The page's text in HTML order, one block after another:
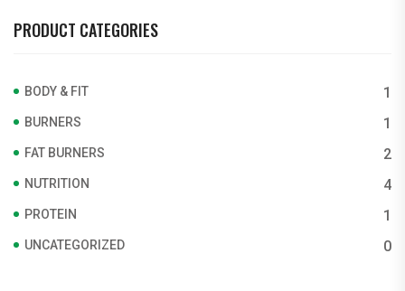
PRODUCT CATEGORIES
BODY & FIT 1
BURNERS 1
FAT BURNERS 2
NUTRITION 4
PROTEIN 1
UNCATEGORIZED 0